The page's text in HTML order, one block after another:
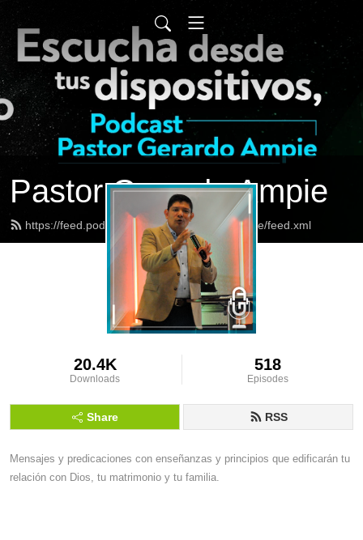
Pastor Gerardo Ampie
https://feed.podbean.com/pastorgerardoampie/feed.xml
20.4K
Downloads
518
Episodes
Share RSS
Mensajes y predicaciones con enseñanzas y principios que edificarán tu
relación con Dios, tu matrimonio y tu familia.